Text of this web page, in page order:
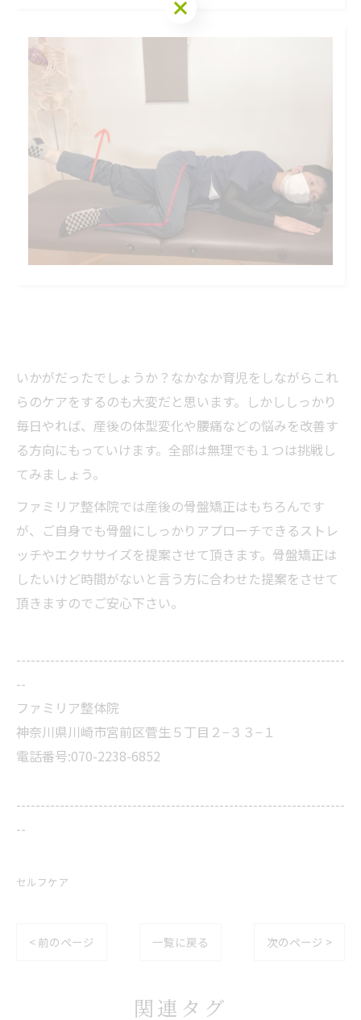
いかがだったでしょうか？なかなか育児をしながらこれ
らのケアをするのも大変だと思います。しかししっかり
毎日やれば、産後の体型変化や腰痛などの悩みを改善す
る方向にもっていけます。全部は無理でも１つは挑戦し
てみましょう。
ファミリア整体院では産後の骨盤矯正はもちろんです
が、ご自身でも骨盤にしっかりアプローチできるストレ
ッチやエクササイズを提案させて頂きます。骨盤矯正は
したいけど時間がないと言う方に合わせた提案をさせて
頂きますのでご安心下さい。
--------------------------------------------------------------------
--
ファミリア整体院
神奈川県川崎市宮前区菅生５丁目２−３３−１
電話番号:070-2238-6852
--------------------------------------------------------------------
--
セルフケア
< 前のページ 一覧に戻る 次のページ >
関連タグ